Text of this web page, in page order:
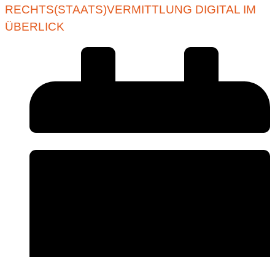
RECHTS(STAATS)VERMITTLUNG DIGITAL IM
ÜBERLICK